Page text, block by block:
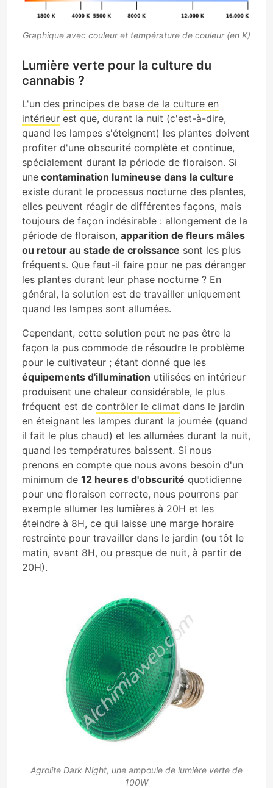
Graphique avec couleur et température de couleur (en K)
Lumière verte pour la culture du
cannabis ?
L'un des principes de base de la culture en
intérieur est que, durant la nuit (c'est-à-dire,
quand les lampes s'éteignent) les plantes doivent
profiter d'une obscurité complète et continue,
spécialement durant la période de floraison. Si
une contamination lumineuse dans la culture
existe durant le processus nocturne des plantes,
elles peuvent réagir de différentes façons, mais
toujours de façon indésirable : allongement de la
période de floraison, apparition de fleurs mâles
ou retour au stade de croissance sont les plus
fréquents. Que faut-il faire pour ne pas déranger
les plantes durant leur phase nocturne ? En
général, la solution est de travailler uniquement
quand les lampes sont allumées.
Cependant, cette solution peut ne pas être la
façon la pus commode de résoudre le problème
pour le cultivateur ; étant donné que les
équipements d'illumination utilisées en intérieur
produisent une chaleur considérable, le plus
fréquent est de contrôler le climat dans le jardin
en éteignant les lampes durant la journée (quand
il fait le plus chaud) et les allumées durant la nuit,
quand les températures baissent. Si nous
prenons en compte que nous avons besoin d'un
minimum de 12 heures d'obscurité quotidienne
pour une floraison correcte, nous pourrons par
exemple allumer les lumières à 20H et les
éteindre à 8H, ce qui laisse une marge horaire
restreinte pour travailler dans le jardin (ou tôt le
matin, avant 8H, ou presque de nuit, à partir de
20H).
Agrolite Dark Night, une ampoule de lumière verte de
100W